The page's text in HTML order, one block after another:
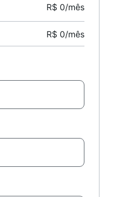
R$ 0/mês
R$ 0/mês